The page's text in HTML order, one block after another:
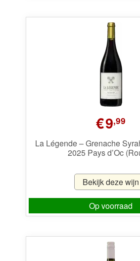
€9,99
La Légende – Grenache
2025 Pays d’Oc
Bekijk deze wijn
Op voorraad